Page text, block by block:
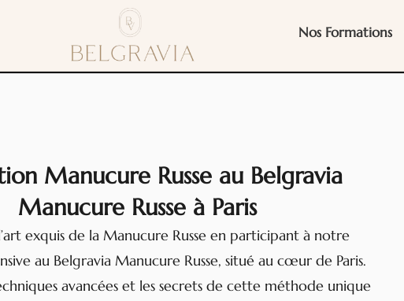
Nos Formations
Manucure Russe au Belgravia
Manucure Russe à Paris
exquis de la Manucure Russe en participant à notre
au Belgravia Manucure Russe, situé au cœur de Paris.
avancées et les secrets de cette méthode unique